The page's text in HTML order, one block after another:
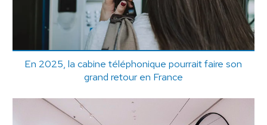
En 2025, la cabine téléphonique pourrait faire son
grand retour en France